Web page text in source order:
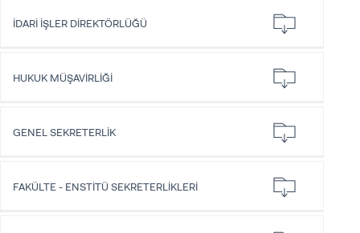
İDARİ İŞLER DİREKTÖRLÜĞÜ
HUKUK MÜŞAVİRLİĞİ
GENEL SEKRETERLİK
FAKÜLTE - ENSTİTÜ SEKRETERLİKLERİ